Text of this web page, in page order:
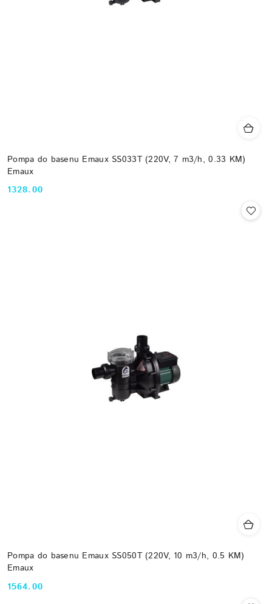
Pompa do basenu Emaux SS033T (220V, 7 m3/h, 0.33 KM)
Emaux
Cena:
1328.00
Pompa do basenu Emaux SS050T (220V, 10 m3/h, 0.5 KM)
Emaux
Cena:
1564.00